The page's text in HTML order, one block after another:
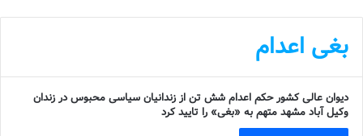
بغی اعدام
دیوان عالی کشور حکم اعدام شش تن از زندانیان سیاسی محبوس در زندان
وکیل آباد مشهد متهم به «بغی» را تایید کرد